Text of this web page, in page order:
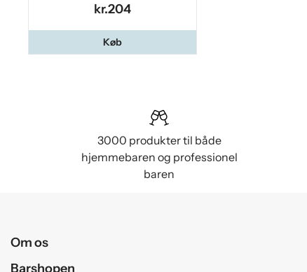
kr.204
Køb
3000 produkter til både
hjemmebaren og professionel
baren
Om os
Barshopen